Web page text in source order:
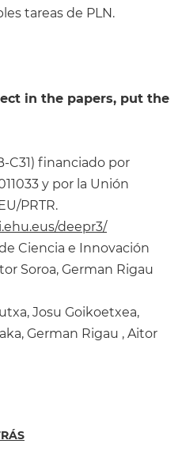
tareas de PLN.
in the papers, put the
C31) financiado por
y por la Unión
PRTR.
deepr3/
Ciencia e Innovación
Soroa, German Rigau
Josu Goikoetxea,
German Rigau , Aitor